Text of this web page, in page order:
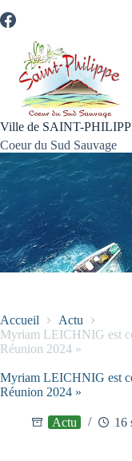
au
au
à
recherche
au
Ville de SAINT-
Coeur du Sud Sauvage
Accueil
Actu
Myriam LEICHNIG est
Réunion 2024 »
Myriam LEICHNIG est
Réunion 2024 »
Actu 16